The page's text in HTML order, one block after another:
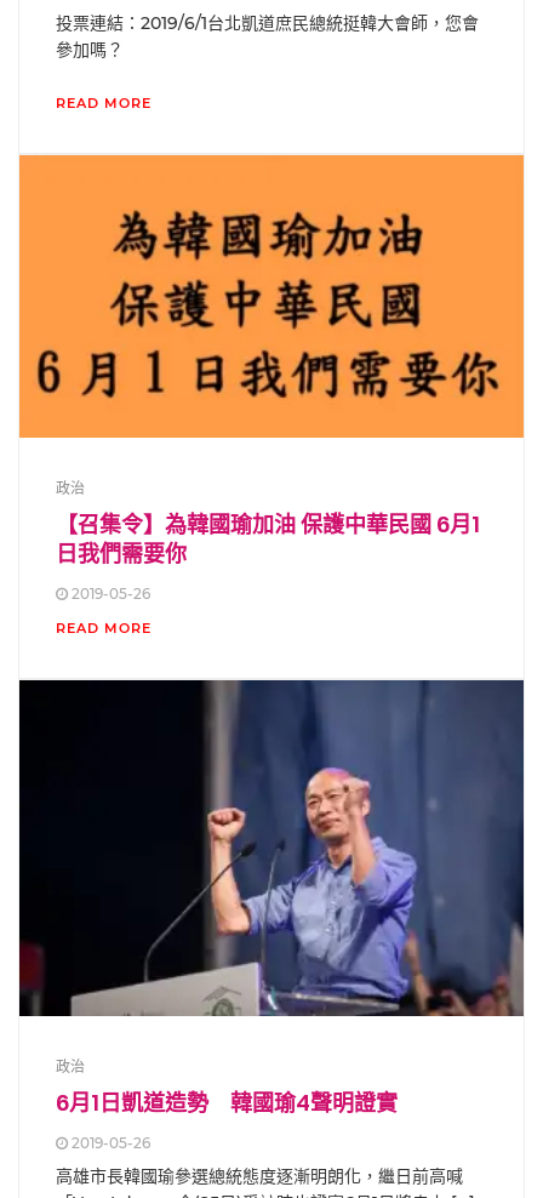
投票連結：2019/6/1台北凱道庶民總統挺韓大會師，您會
參加嗎？
READ MORE
政治
【召集令】為韓國瑜加油 保護中華民國 6月1
日我們需要你
2019-05-26
READ MORE
政治
6月1日凱道造勢 韓國瑜4聲明證實
2019-05-26
高雄市長韓國瑜參選總統態度逐漸明朗化，繼日前高喊